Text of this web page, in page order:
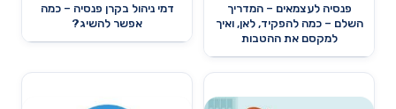
פנסיה לעצמאים – המדריך
השלם – כמה להפקיד, לאן, ואיך
למקסם את ההטבות
דמי ניהול בקרן פנסיה – כמה
אפשר להשיג?